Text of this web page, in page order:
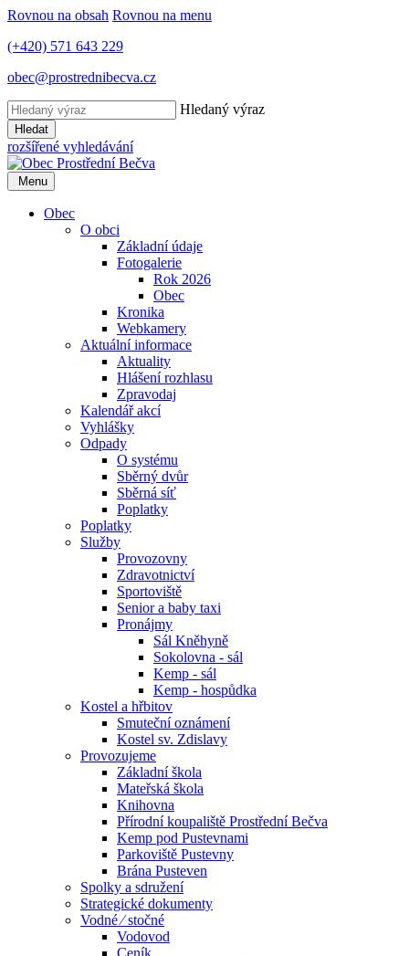
Rovnou na obsah Rovnou na menu
(+420) 571 643 229
obec@prostrednibecva.cz
Hledaný výraz
Hledat
rozšířené vyhledávání
Menu
Obec
O obci
Základní údaje
Fotogalerie
Rok 2026
Obec
Kronika
Webkamery
Aktuální informace
Aktuality
Hlášení rozhlasu
Zpravodaj
Kalendář akcí
Vyhlášky
Odpady
O systému
Sběrný dvůr
Sběrná síť
Poplatky
Poplatky
Služby
Provozovny
Zdravotnictví
Sportoviště
Senior a baby taxi
Pronájmy
Sál Kněhyně
Sokolovna - sál
Kemp - sál
Kemp - hospůdka
Kostel a hřbitov
Smuteční oznámení
Kostel sv. Zdislavy
Provozujeme
Základní škola
Mateřská škola
Knihovna
Přírodní koupaliště Prostřední Bečva
Kemp pod Pustevnami
Parkoviště Pustevny
Brána Pusteven
Spolky a sdružení
Strategické dokumenty
Vodné ⁄ stočné
Vodovod
Ceník